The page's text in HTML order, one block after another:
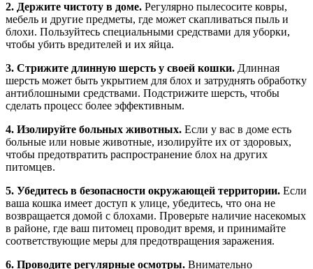
2. Держите чистоту в доме. Регулярно пылесосите ковры,
мебель и другие предметы, где может скапливаться пыль и
блохи. Пользуйтесь специальными средствами для уборки,
чтобы убить вредителей и их яйца.
3. Стрижите длинную шерсть у своей кошки. Длинная
шерсть может быть укрытием для блох и затруднять обработку
антиблошными средствами. Подстрижите шерсть, чтобы
сделать процесс более эффективным.
4. Изолируйте больных животных. Если у вас в доме есть
больные или новые животные, изолируйте их от здоровых,
чтобы предотвратить распространение блох на других
питомцев.
5. Убедитесь в безопасности окружающей территории. Если
ваша кошка имеет доступ к улице, убедитесь, что она не
возвращается домой с блохами. Проверьте наличие насекомых
в районе, где ваш питомец проводит время, и принимайте
соответствующие меры для предотвращения заражения.
6. Проводите регулярные осмотры. Внимательно